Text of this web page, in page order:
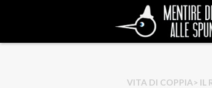
VITA DI COPPIA> IL